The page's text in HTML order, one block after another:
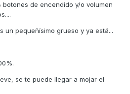
de encendido y/o volumen
un pequeñísimo grueso y ya está...
se te puede llegar a mojar el